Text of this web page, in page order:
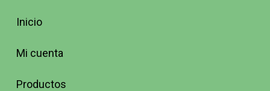
Inicio
Mi cuenta
Productos